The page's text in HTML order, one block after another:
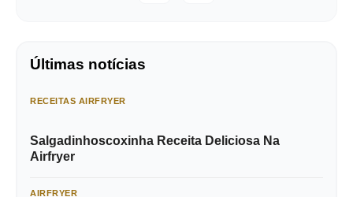
Últimas notícias
RECEITAS AIRFRYER
Salgadinhoscoxinha Receita Deliciosa Na
Airfryer
AIRFRYER